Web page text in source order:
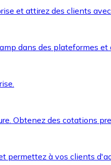
et attirez des clients
dans des plateformes et
Obtenez des cotations
permettez à vos clients